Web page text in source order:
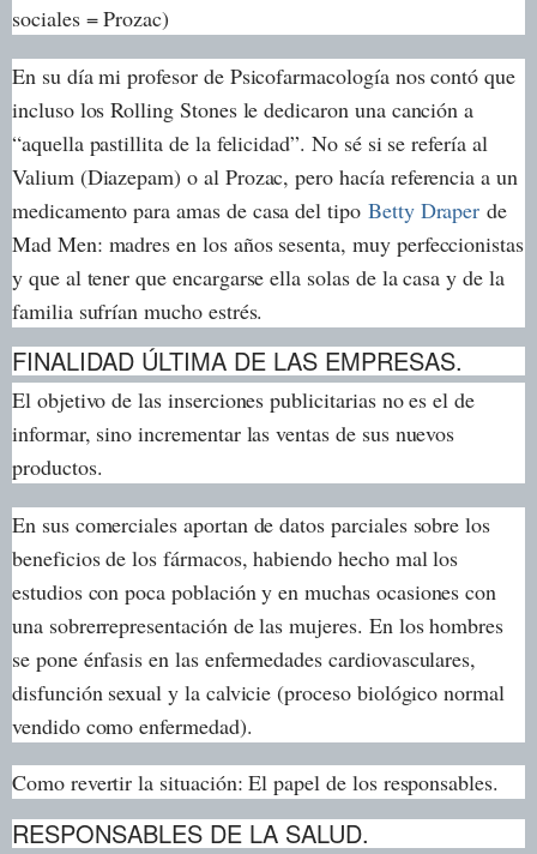
sociales = Prozac)
En su día mi profesor de Psicofarmacología nos contó que
incluso los Rolling Stones le dedicaron una canción a
“aquella pastillita de la felicidad”. No sé si se refería al
Valium (Diazepam) o al Prozac, pero hacía referencia a un
medicamento para amas de casa del tipo Betty Draper de
Mad Men: madres en los años sesenta, muy perfeccionistas
y que al tener que encargarse ella solas de la casa y de la
familia sufrían mucho estrés.
FINALIDAD ÚLTIMA DE LAS EMPRESAS.
El objetivo de las inserciones publicitarias no es el de
informar, sino incrementar las ventas de sus nuevos
productos.
En sus comerciales aportan de datos parciales sobre los
beneficios de los fármacos, habiendo hecho mal los
estudios con poca población y en muchas ocasiones con
una sobrerrepresentación de las mujeres. En los hombres
se pone énfasis en las enfermedades cardiovasculares,
disfunción sexual y la calvicie (proceso biológico normal
vendido como enfermedad).
Como revertir la situación: El papel de los responsables.
RESPONSABLES DE LA SALUD.